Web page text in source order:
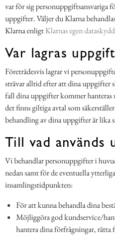
var för sig personuppgiftsansvariga
uppgifter. Väljer du Klarna
Klarna enligtKlarnas egen
Var lagras
Företrädesvis lagrar vi
strävar alltid efter att dina uppgifter
fall dina uppgifter kommer
det finns giltiga avtal som
behandling av dina uppgifter är lika
Till vad används
Vi behandlar personuppgifter i
nedan samt för de eventuella
insamlingstidpunkten:
För att kunna behandla dina
Möjliggöra god kundservice/
hantera dina förfrågningar,